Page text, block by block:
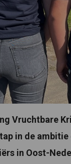
Vruchtbare
in de
in Oost-